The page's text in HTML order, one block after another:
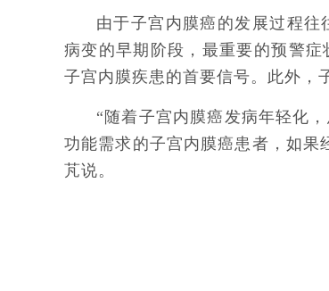
由于子宫内膜癌的发展过程
病变的早期阶段，最重要的预警
子宫内膜疾患的首要信号。此外，
“随着子宫内膜癌发病年轻化
功能需求的子宫内膜癌患者，如果
芃说。